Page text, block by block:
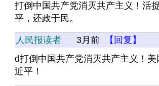
打倒中国共产党消灭共产主义！活
平，还政于民。
人民报读者 3月前
【回复】
d打倒中国共产党消灭共产主义！美
近平！